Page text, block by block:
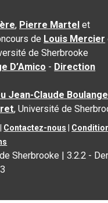
, Pierre Martel et
de Louis Mercier
de Sherbrooke
D’Amico - Direction
Jean-Claude
, Université de
Contactez-nous
Sherbrooke |3.2.2 -